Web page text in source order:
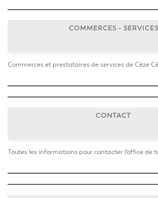
COMMERCES - SERVICES
Commerces et prestataires de services de Cèze
CONTACT
Toutes les informations pour contacter l'office de